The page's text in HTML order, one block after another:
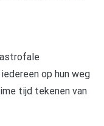
op hun weg
tijd tekenen van